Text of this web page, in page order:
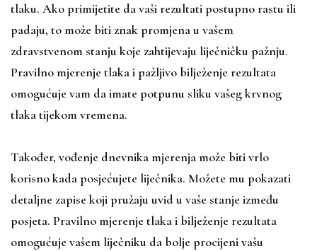
tlaku. Ako primijetite da vaši rezultati postupno rastu ili
padaju, to može biti znak promjena u vašem
zdravstvenom stanju koje zahtijevaju liječničku pažnju.
Pravilno mjerenje tlaka i pažljivo bilježenje rezultata
omogućuje vam da imate potpunu sliku vašeg krvnog
tlaka tijekom vremena.
Također, vođenje dnevnika mjerenja može biti vrlo
korisno kada posjećujete liječnika. Možete mu pokazati
detaljne zapise koji pružaju uvid u vaše stanje između
posjeta. Pravilno mjerenje tlaka i bilježenje rezultata
omogućuje vašem liječniku da bolje procijeni vašu